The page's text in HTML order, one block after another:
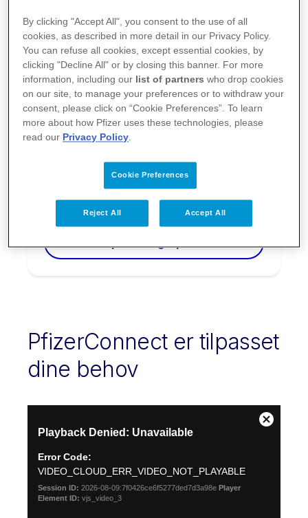
afhængig af din tid og engagement
Find et bredt udvalg af
terapiområder og fagemner
Mød fageksperter inden for dit
sundhedsområde
Mød fageksperter inden for dit
område
Modtag undervisning skræddersyet
Få nyhedbreve med information
om aktuelle nyheder
PfizerConnect er tilpasset
dine behov
modal
window.
Playback Denied: Unavailable
Error Code:
VIDEO_CLOUD_ERR_VIDEO_NOT_PLAYABLE
Session ID: 2026-08-09:7f0426ce6f5277ded7d3a98e Player
Element ID: vjs_video_3
Close
By clicking "Accept All", you consent to the use of all
cookies, as described in more detail in our Privacy Policy.
You can refuse all cookies, except essential cookies, by
clicking "Decline All" or by closing this banner. For more
information, including our list of partners who drop cookies
on our site, to manage your preferences or to withdraw your
consent, please click on “Cookie Preferences”. To learn
more about how Pfizer uses these technologies, please
read our Privacy Policy
Cookie Preferences
Reject All Accept All